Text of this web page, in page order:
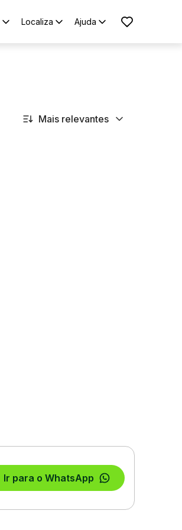
Localiza Ajuda
Mais relevantes
Ir para o WhatsApp